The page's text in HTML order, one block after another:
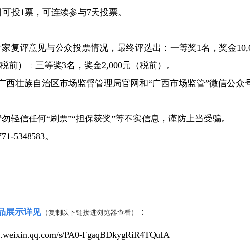
1票，可连续参与7天投票。
评意见与公众投票情况，最终评选出：一等奖1名，奖金
前）；三等奖3名，奖金2,000元（税前）。
壮族自治区市场监督管理局官网和“广西市场监管”微信公众
信任何“刷票”“担保获奖”等不实信息，谨防上当受骗。
5348583。
展示详见（复制以下链接进浏览器查看） ：
s/PA0-FgaqBDkygRiR4TQuIA